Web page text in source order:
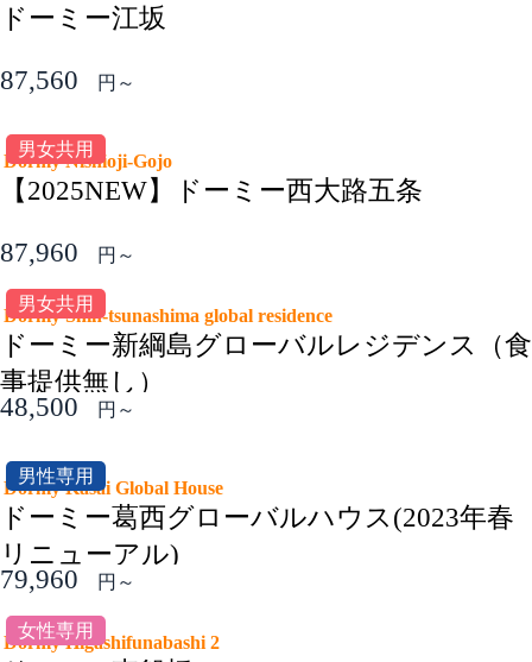
ドーミー江坂
87,560 円～
男女共用
Dormy Nishioji-Gojo
【2025NEW】ドーミー西大路五条
87,960 円～
男女共用
Dormy Shin-tsunashima global residence
ドーミー新綱島グローバルレジデンス（食
事提供無し）
48,500
円～
男性専用
Dormy Kasai Global House
ドーミー葛西グローバルハウス(2023年春
リニューアル)
79,960
円～
女性専用
Dormy Higashifunabashi 2